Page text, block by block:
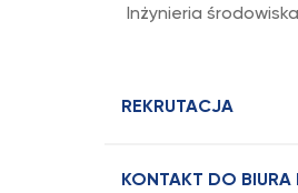
Inżynieria
REKRUTACJA
KONTAKT DO BIURA